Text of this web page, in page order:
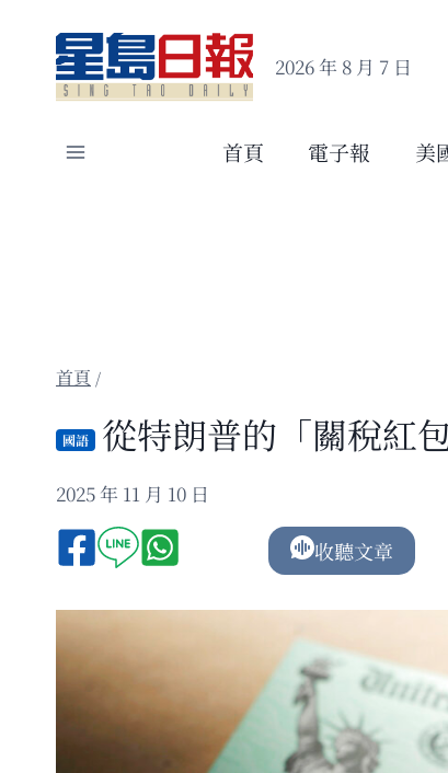
content
2026 年 8 月 7 日
首頁 電子報 美
/
國語 從特朗普的「關稅紅
2025 年 11 月 10 日
收聽文章